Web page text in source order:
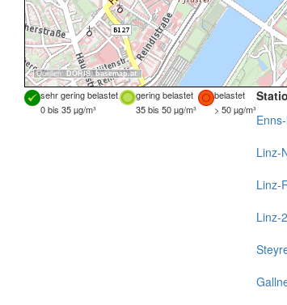
Quellen: DORIS,basemap.at
sehr gering belastet gering belastet
belastet
0 bis 35 µg/m³
35 bis 50 µg/m³ > 50 µg/m³
Linz-
Linz-
Linz-